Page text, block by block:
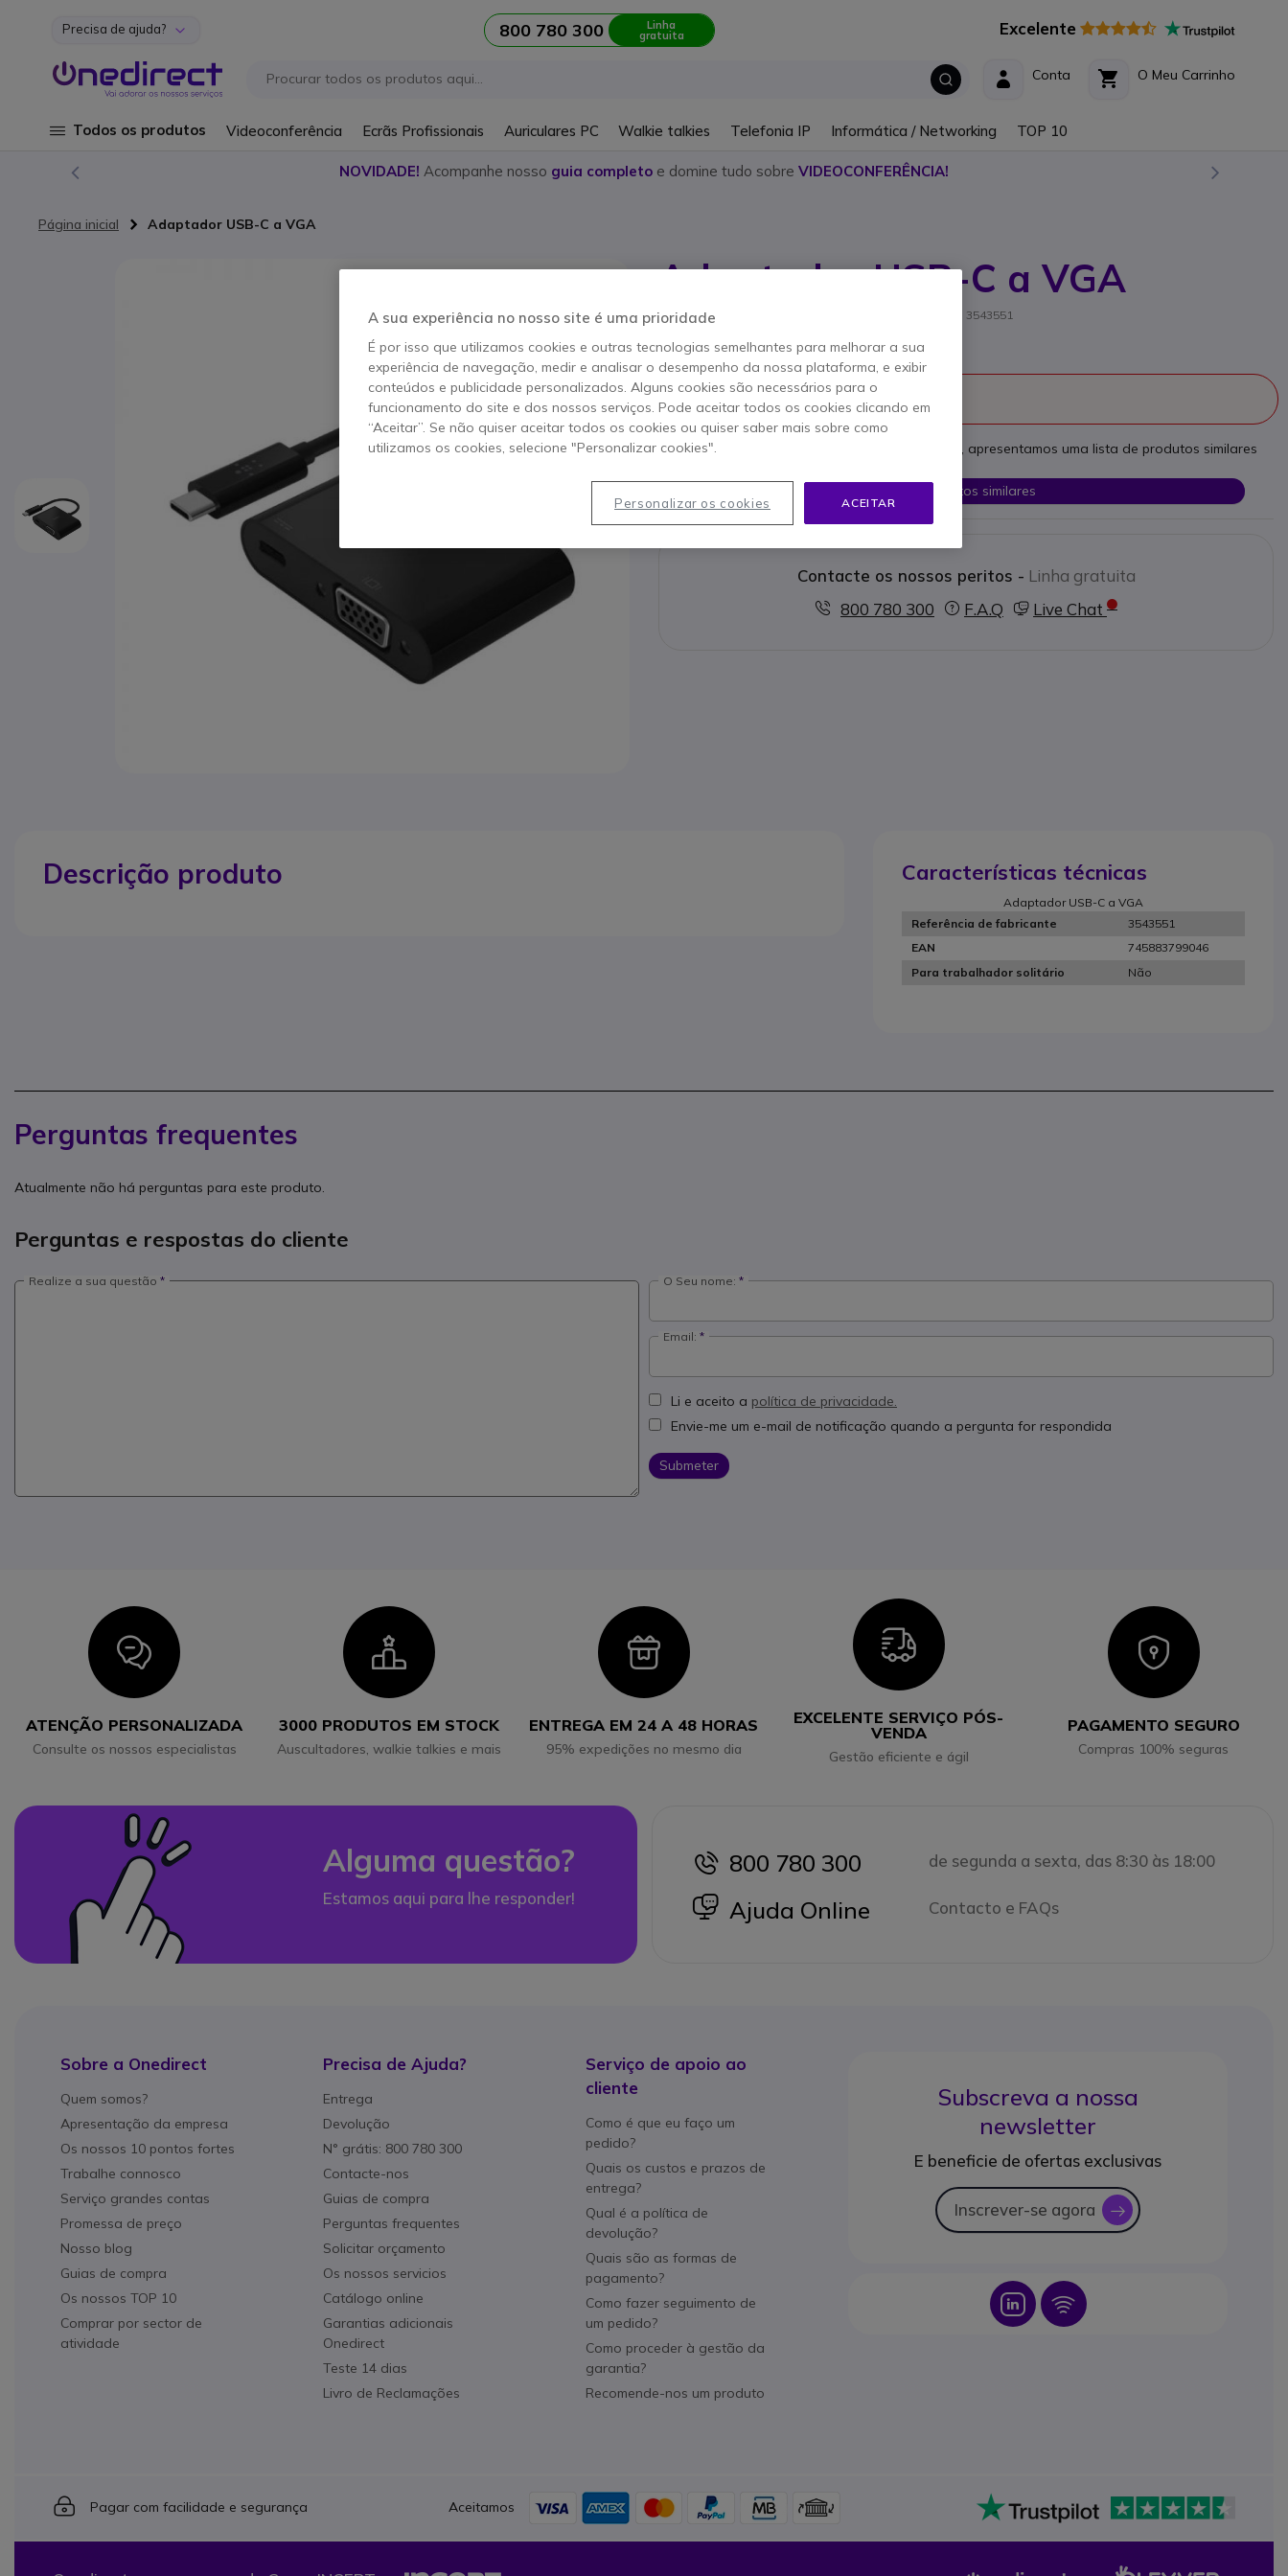
Ir para o Conteúdo
Precisa de ajuda? 800 780 300 Linha
gratuita Excelente
O Meu Carrinho
Conta
Todos os produtos Videoconferência Ecrãs Profissionais Auriculares PC Walkie talkies Telefonia IP Informática / Networking TOP 10
NOVIDADE! Acompanhe nosso guia completo e domine tudo sobre VIDEOCONFERÊNCIA!
Página inicial Adaptador USB-C a VGA
Adaptador USB-C a VGA
Referência produto: BELVGA // Referência de fabricante: 3543551
Este produto já não é fabricado
Para melhor satisfazer as suas necessidades, apresentamos uma lista de produtos similares
Ver produtos similares
Contacte os nossos peritos - Linha gratuita
800 780 300
F.A.Q Live Chat
Descrição produto Características técnicas
Adaptador USB-C a VGA
Referência de fabricante
3543551
EAN
745883799046
Para trabalhador solitário
Não
Perguntas frequentes
Atualmente não há perguntas para este produto.
Perguntas e respostas do cliente
Realize a sua questão O Seu nome:
Email:
Li e aceito a política de privacidade.
Envie-me um e-mail de notificação quando a pergunta for respondida
Submeter
Icon
ATENÇÃO PERSONALIZADA
Consulte os nossos especialistas
Icon
3000 PRODUTOS EM STOCK
Auscultadores, walkie talkies e mais
Icon
ENTREGA EM 24 A 48 HORAS
95% expedições no mesmo dia
Icon
EXCELENTE SERVIÇO PÓS-
VENDA
Gestão eficiente e ágil
Icon
PAGAMENTO SEGURO
Compras 100% seguras
Alguma questão?
Estamos aqui para lhe responder!
icon
800 780 300 de segunda a sexta, das 8:30 às 18:00
icon
Ajuda Online Contacto e FAQs
Sobre a Onedirect
Quem somos?
Apresentação da empresa
Os nossos 10 pontos fortes
Trabalhe connosco
Serviço grandes contas
Promessa de preço
Nosso blog
Guias de compra
Os nossos TOP 10
Comprar por sector de
atividade
Precisa de Ajuda?
Entrega
Devolução
N° grátis: 800 780 300
Contacte-nos
Guias de compra
Perguntas frequentes
Solicitar orçamento
Os nossos servicios
Catálogo online
Garantias adicionais
Onedirect
Teste 14 dias
Livro de Reclamações
Serviço de apoio ao
cliente
Como é que eu faço um
pedido?
Quais os custos e prazos de
entrega?
Qual é a política de
devolução?
Quais são as formas de
pagamento?
Como fazer seguimento de
um pedido?
Como proceder à gestão da
garantia?
Recomende-nos um produto
Subscreva a nossa
newsletter
E beneficie de ofertas exclusivas
Inscrever-se agora icon
Icon Icon
Icon
Pagar com facilidade e segurança Aceitamos
A sua experiência no nosso site é uma prioridade
É por isso que utilizamos cookies e outras tecnologias semelhantes para melhorar a sua
experiência de navegação, medir e analisar o desempenho da nossa plataforma, e exibir
conteúdos e publicidade personalizados. Alguns cookies são necessários para o
funcionamento do site e dos nossos serviços. Pode aceitar todos os cookies clicando em
“Aceitar”. Se não quiser aceitar todos os cookies ou quiser saber mais sobre como
utilizamos os cookies, selecione "Personalizar cookies".
ACEITAR
Personalizar os cookies